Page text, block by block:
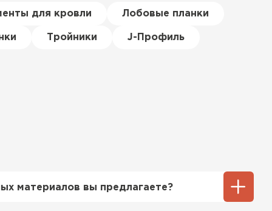
для кровли Лобовые планки
Тройники J-Профиль
материалов вы предлагаете?